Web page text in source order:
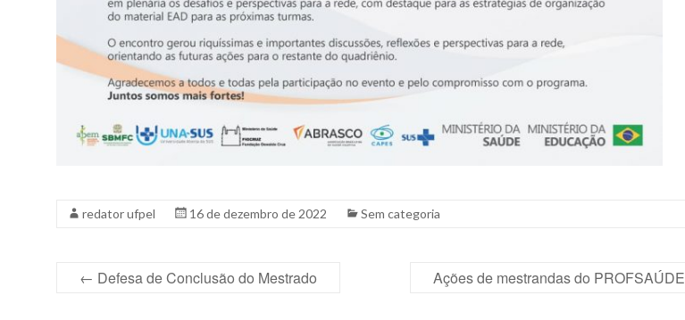
redator ufpel 16 de dezembro de 2022 Sem categoria
← Defesa de Conclusão do Mestrado Ações de mestrandas do PROFSAÚDE